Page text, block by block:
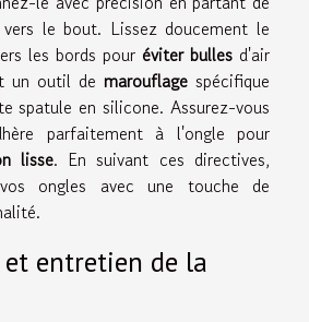
le bout. Lissez doucement le
les bords pour éviter bulles d'air
un outil de marouflage spécifique
spatule en silicone. Assurez-vous
parfaitement à l'ongle pour
lisse. En suivant ces directives,
ongles avec une touche de
entretien de la